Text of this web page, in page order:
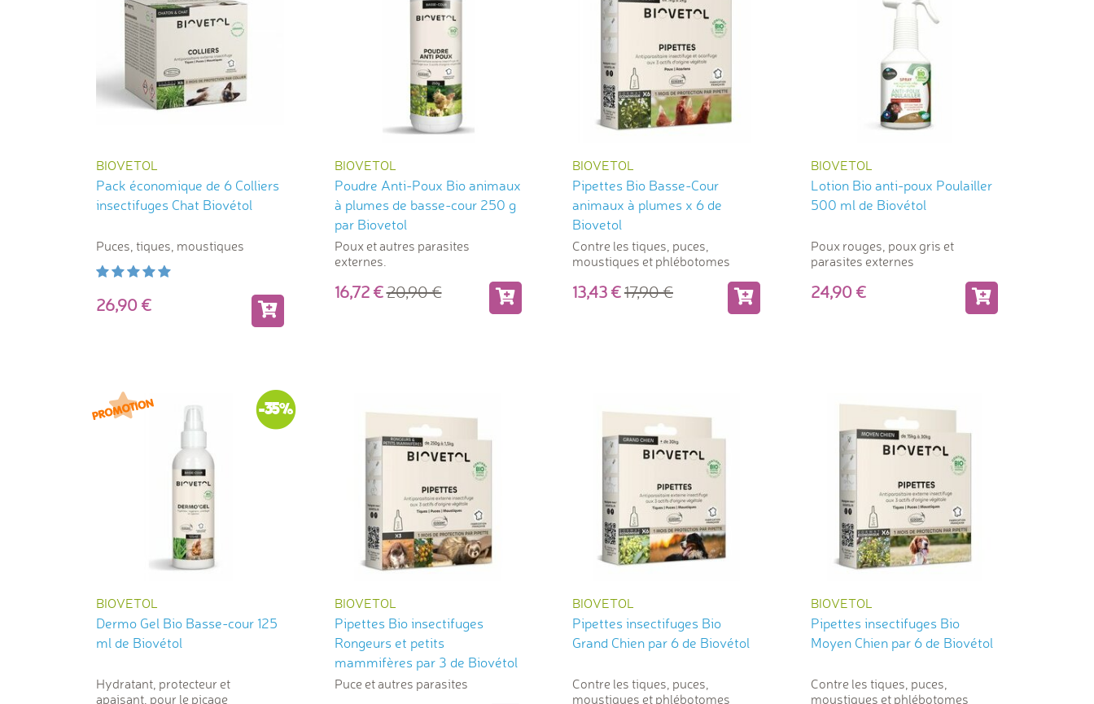
BIOVETOL
Pack économique de 6 Colliers
insectifuges Chat Biovétol
Puces, tiques, moustiques
26,90
BIOVETOL
Poudre Anti-Poux Bio animaux
à plumes de basse-cour 250 g
par Biovetol
Poux et autres parasites
externes.
16,7220,90
BIOVETOL
Pipettes Bio Basse-Cour
animaux à plumes x 6 de
Biovetol
Contre les tiques, puces,
moustiques et phlébotomes
13,4317,90
BIOVETOL
Lotion Bio anti-poux Poulailler
500 ml de Biovétol
Poux rouges, poux gris et
parasites externes
24,90
-35%
BIOVETOL
Dermo Gel Bio Basse-cour 125
ml de Biovétol
Hydratant, protecteur et
apaisant, pour le picage
BIOVETOL
Pipettes Bio insectifuges
Rongeurs et petits
mammifères par 3 de Biovétol
Puce et autres parasites
BIOVETOL
Pipettes insectifuges Bio
Grand Chien par 6 de Biovétol
Contre les tiques, puces,
moustiques et phlébotomes
BIOVETOL
Pipettes insectifuges Bio
Moyen Chien par 6 de Biovétol
Contre les tiques, puces,
moustiques et phlébotomes